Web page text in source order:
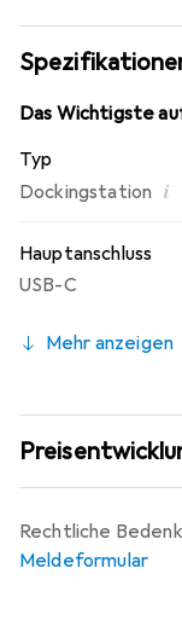
Das Wichtigste
Typ
Dockingstation i
Hauptanschluss
USB-C
Mehr anzeigen
Rechtliche
Meldeformular